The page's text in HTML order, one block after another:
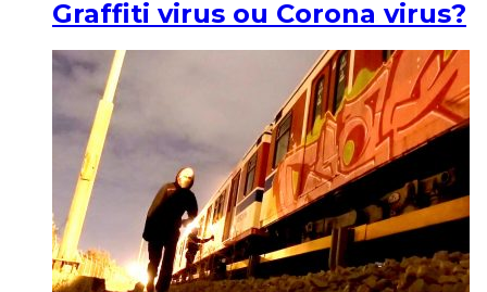
Graffiti virus ou Corona virus?